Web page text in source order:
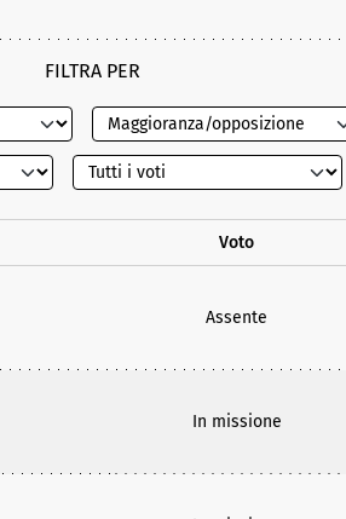
FILTRA PER
Voto
Assente
In missione